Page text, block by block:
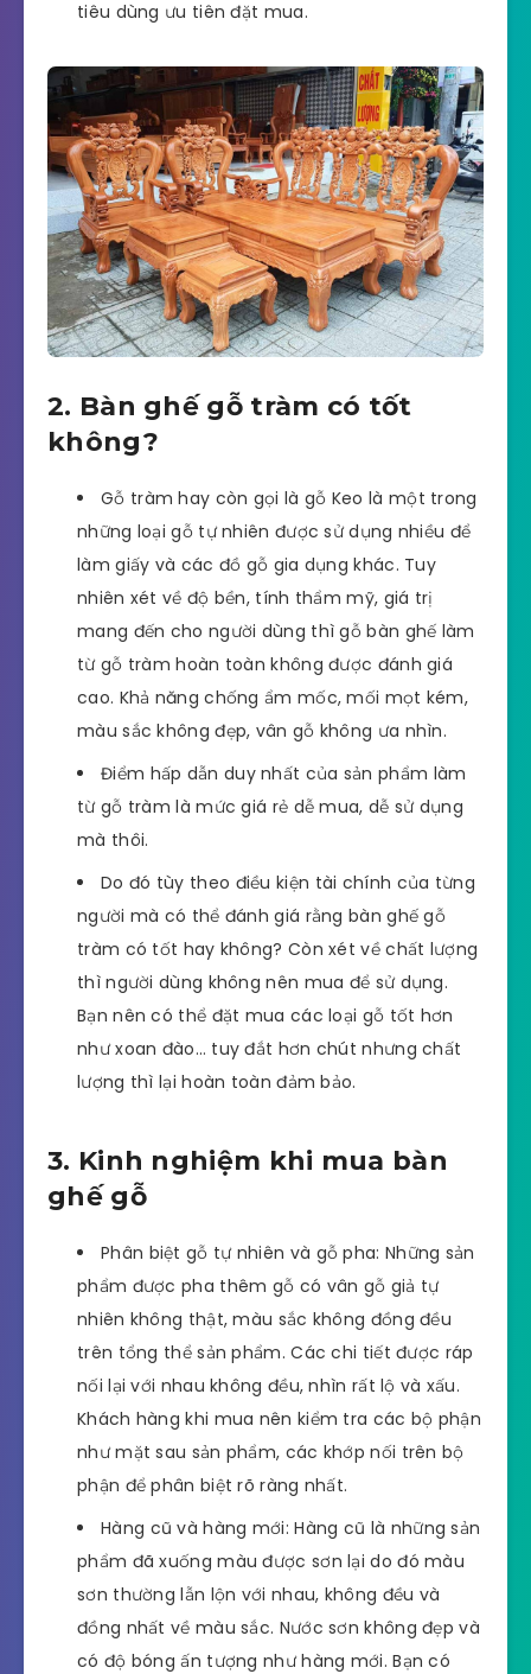
tiêu dùng ưu tiên đặt mua.
2. Bàn ghế gỗ tràm có tốt
không?
Gỗ tràm hay còn gọi là gỗ Keo là một trong
những loại gỗ tự nhiên được sử dụng nhiều để
làm giấy và các đồ gỗ gia dụng khác. Tuy
nhiên xét về độ bền, tính thẩm mỹ, giá trị
mang đến cho người dùng thì gỗ bàn ghế làm
từ gỗ tràm hoàn toàn không được đánh giá
cao. Khả năng chống ẩm mốc, mối mọt kém,
màu sắc không đẹp, vân gỗ không ưa nhìn.
Điểm hấp dẫn duy nhất của sản phẩm làm
từ gỗ tràm là mức giá rẻ dễ mua, dễ sử dụng
mà thôi.
Do đó tùy theo điều kiện tài chính của từng
người mà có thể đánh giá rằng bàn ghế gỗ
tràm có tốt hay không? Còn xét về chất lượng
thì người dùng không nên mua để sử dụng.
Bạn nên có thể đặt mua các loại gỗ tốt hơn
như xoan đào… tuy đắt hơn chút nhưng chất
lượng thì lại hoàn toàn đảm bảo.
3. Kinh nghiệm khi mua bàn
ghế gỗ
Phân biệt gỗ tự nhiên và gỗ pha: Những sản
phẩm được pha thêm gỗ có vân gỗ giả tự
nhiên không thật, màu sắc không đồng đều
trên tổng thể sản phẩm. Các chi tiết được ráp
nối lại với nhau không đều, nhìn rất lộ và xấu.
Khách hàng khi mua nên kiểm tra các bộ phận
như mặt sau sản phẩm, các khớp nối trên bộ
phận để phân biệt rõ ràng nhất.
Hàng cũ và hàng mới: Hàng cũ là những sản
phẩm đã xuống màu được sơn lại do đó màu
sơn thường lẫn lộn với nhau, không đều và
đồng nhất về màu sắc. Nước sơn không đẹp và
có độ bóng ấn tượng như hàng mới. Bạn có